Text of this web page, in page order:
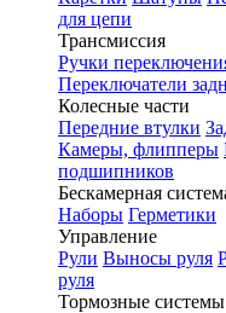
для цепи
Трансмиссия
Ручки
Переключатели
Колесные части
Передние втулки
Камеры, флипперы
подшипников
Бескамерная
Наборы Герметики
Управление
Рули Выносы руля
руля
Тормозные системы